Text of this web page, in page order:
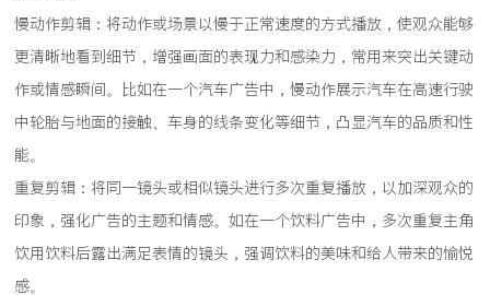
慢动作剪辑：将动作或场景以慢于正常速度的方式播放，使观众能够
更清晰地看到细节，增强画面的表现力和感染力，常用来突出关键动
作或情感瞬间。比如在一个汽车广告中，慢动作展示汽车在高速行驶
中轮胎与地面的接触、车身的线条变化等细节，凸显汽车的品质和性
能。
重复剪辑：将同一镜头或相似镜头进行多次重复播放，以加深观众的
印象，强化广告的主题和情感。如在一个饮料广告中，多次重复主角
饮用饮料后露出满足表情的镜头，强调饮料的美味和给人带来的愉悦
感。